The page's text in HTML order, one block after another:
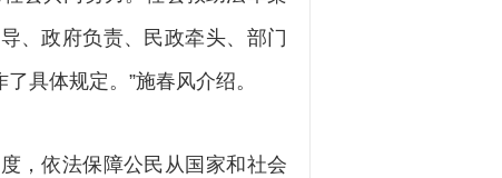
、政府负责、民政牵头、部门
具体规定。”施春风介绍。
依法保障公民从国家和社会